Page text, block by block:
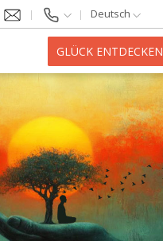
Deutsch
GLÜCK ENTDECKEN